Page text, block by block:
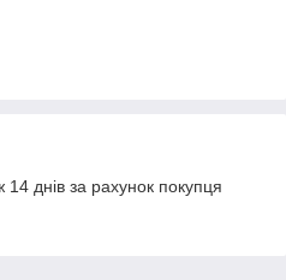
днів за рахунок покупця